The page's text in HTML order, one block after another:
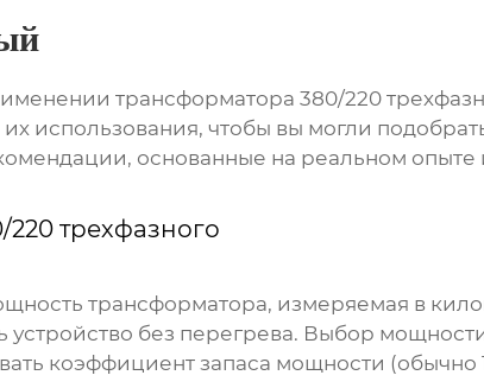
трансформатора 380/220
использования, чтобы вы могли
основанные на реальном опыте
трехфазного
трансформатора, измеряемая в
без перегрева. Выбор
коэффициент запаса мощности (обычно